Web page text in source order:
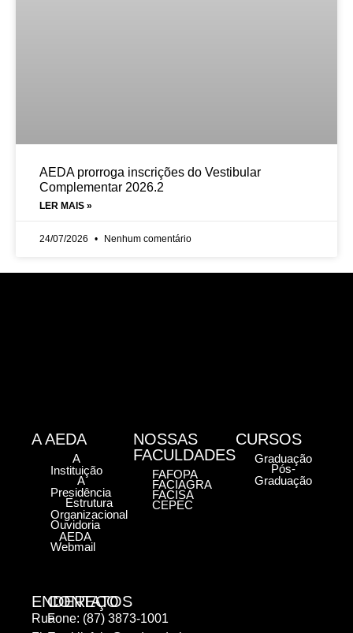
AEDA prorroga inscrições do Vestibular
Complementar 2026.2
LER MAIS »
24/07/2026 Nenhum comentário
ENDEREÇO
Rua
CONTATOS
Fone: (87) 3873-1001
A AEDA
A
Instituição
A
Presidência
Estrutura
Organizacional
Ouvidoria
AEDA
Webmail
NOSSAS
FACULDADES
FAFOPA
FACIAGRA
FACISA
CEPEC
CURSOS
Graduação
Pós-
Graduação